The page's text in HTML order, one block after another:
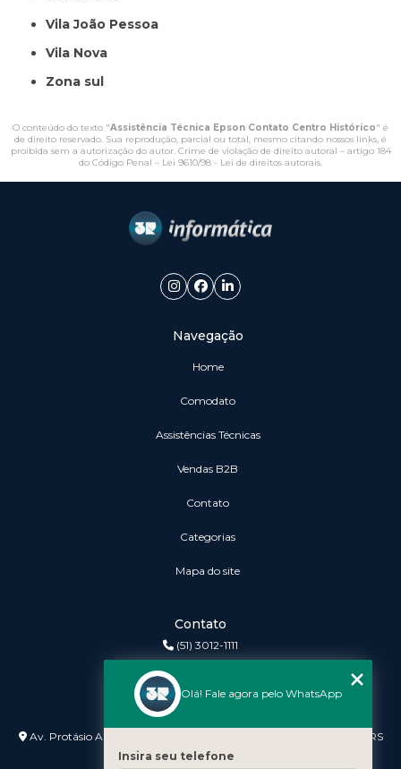
Vila João Pessoa
Vila Nova
Zona sul
O conteúdo do texto "Assistência Técnica Epson Contato Centro Histórico" é
de direito reservado. Sua reprodução, parcial ou total, mesmo citando nossos links, é
proibida sem a autorização do autor. Crime de violação de direito autoral – artigo 184
do Código Penal – Lei 9610/98 - Lei de direitos autorais.
Navegação
Home
Comodato
Assistências Técnicas
vendas B2B
Contato
Categorias
Mapa do site
Contato
(51) 3012-1111
Endereço
Av. Protásio Alves nº 3240 Lojas 7 e 8 - Petrópolis - Porto Alegre - RS
- 90410-007
Olá! Fale agora pelo WhatsApp
Insira seu telefone